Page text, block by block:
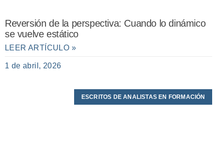
Reversión de la perspectiva: Cuando lo dinámico
se vuelve estático
LEER ARTÍCULO »
1 de abril, 2026
ESCRITOS DE ANALISTAS EN FORMACIÓN